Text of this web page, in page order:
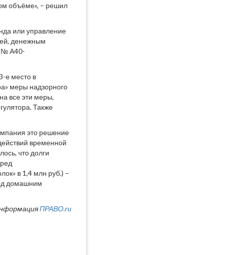
объёме», – решил
или управление
денежным
№ А40-
е место в
меры надзорного
все эти меры,
Также
это решение
временной
что долги
в 1,4 млн руб.) –
домашним
ПРАВО.ru